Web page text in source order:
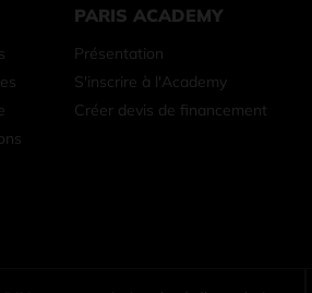
PARIS ACADEMY
Présentation
S'inscrire à l'Academy
Créer devis de financement